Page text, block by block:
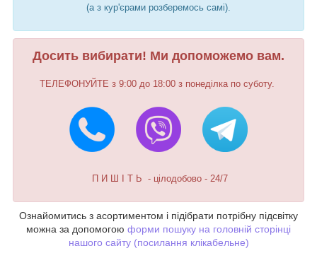
(а з кур'єрами розберемось самі).
Досить вибирати! Ми допоможемо вам.
ТЕЛЕФОНУЙТЕ з 9:00 до 18:00 з понеділка по суботу.
П И Ш І Т Ь - цілодобово - 24/7
Ознайомитись з асортиментом і підібрати потрібну підсвітку
можна за допомогою форми пошуку на головній сторінці
нашого сайту (посилання клікабельне)